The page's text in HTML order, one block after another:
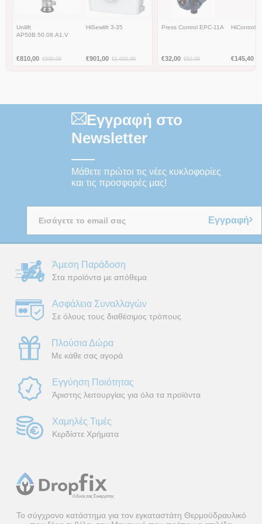
Unilift
AP50B.50.08.A1.V
€810,00 €939,00
HiSewlift 3-35
€901,00 €1.020,00
Press Control EPC-11A
€32,00 €52,00
HiControl
€145,40
Εγγραφή στο
Newsletter
Μάθετε πρώτοι τις νέες κυκλοφορίες
και τις προσφορές μας!
Εγγραφή
Άμεση Παράδοση
Στα προϊόντα με απόθεμα
Ασφάλεια Συναλλαγών
Σε όλους τους διαθέσιμος τρόπους
Πλούσια Δώρα
Με κάθε σας αγορά
Εγγύηση Ποιότητας
Άριστης λειτουργίας για όλα τα προϊόντα
Χαμηλές Τιμές
Κερδίστε Χρήματα
Το σύγχρονο κατάστημα για τον εγκαταστάτη Θερμοϋδραυλικό